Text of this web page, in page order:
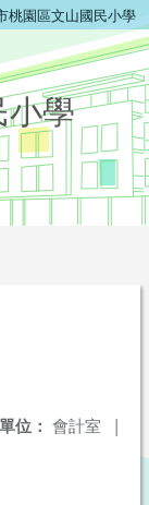
桃園區文山國民小學
小學
位： 會計室 |